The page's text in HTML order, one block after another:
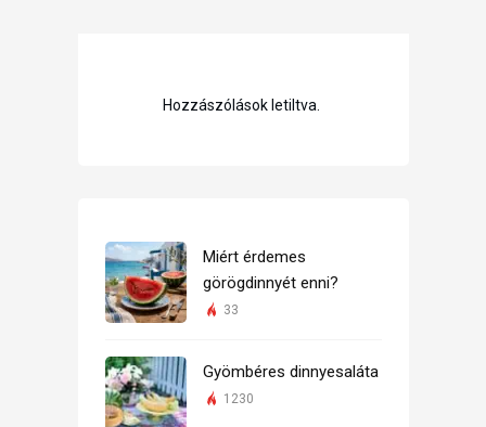
Hozzászólások letiltva.
Miért érdemes
görögdinnyét enni?
33
Gyömbéres dinnyesaláta
1230